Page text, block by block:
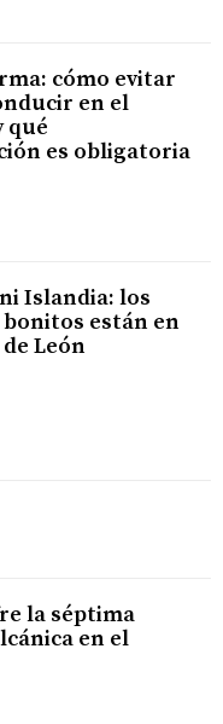
cómo evitar
en el
qué
es obligatoria
Islandia: los
están en
León
la séptima
en el